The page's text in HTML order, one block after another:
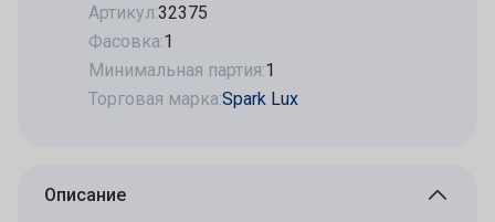
Артикул:32375
Фасовка:1
Минимальная партия:1
Торговая марка:Spark Lux
Описание